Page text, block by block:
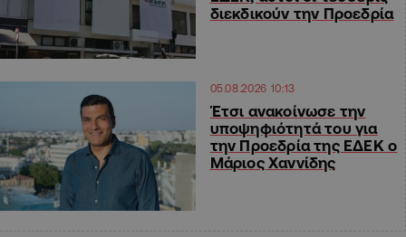
διεκδικούν την Προεδρία
05.08.2026 10:13
Έτσι ανακοίνωσε την
υποψηφιότητά του για
την Προεδρία της ΕΔΕΚ ο
Μάριος Χαννίδης